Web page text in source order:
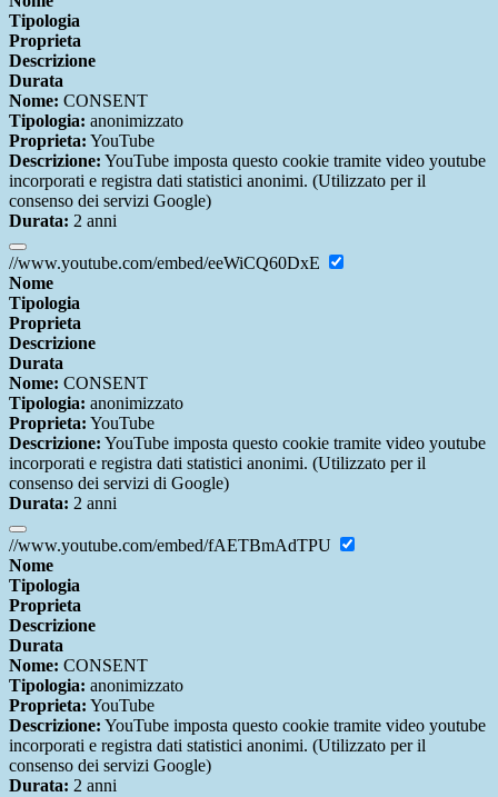
Tipologia
Proprieta
Descrizione
Durata
Nome: CONSENT
Tipologia: anonimizzato
Proprieta: YouTube
Descrizione: YouTube imposta questo cookie tramite video youtube
incorporati e registra dati statistici anonimi. (Utilizzato per il
consenso dei servizi Google)
Durata: 2 anni
//www.youtube.com/embed/eeWiCQ60DxE
Nome
Tipologia
Proprieta
Descrizione
Durata
Nome: CONSENT
Tipologia: anonimizzato
Proprieta: YouTube
Descrizione: YouTube imposta questo cookie tramite video youtube
incorporati e registra dati statistici anonimi. (Utilizzato per il
consenso dei servizi di Google)
Durata: 2 anni
//www.youtube.com/embed/fAETBmAdTPU
Nome
Tipologia
Proprieta
Descrizione
Durata
Nome: CONSENT
Tipologia: anonimizzato
Proprieta: YouTube
Descrizione: YouTube imposta questo cookie tramite video youtube
incorporati e registra dati statistici anonimi. (Utilizzato per il
consenso dei servizi Google)
Durata: 2 anni